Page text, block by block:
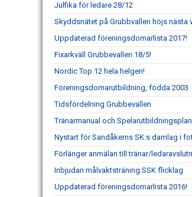
Julfika för ledare 28/12
Skyddsnätet på Grubbvallen höjs nästa
Uppdaterad föreningsdomarlista 2017!
Fixarkväll Grubbevallen 18/5!
Nordic Top 12 hela helgen!
Föreningsdomarutbildning, födda 2003
Tidsfördelning Grubbevallen
Tränarmanual och Spelarutbildningsplan
Nystart för Sandåkerns SK:s damlag i
Förlänger anmälan till tränar/
Inbjudan målvaktsträning SSK flicklag
Uppdaterad föreningsdomarlista 2016!